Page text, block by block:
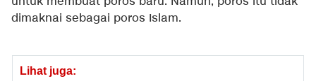
dimaknai sebagai poros Islam.
Lihat juga: